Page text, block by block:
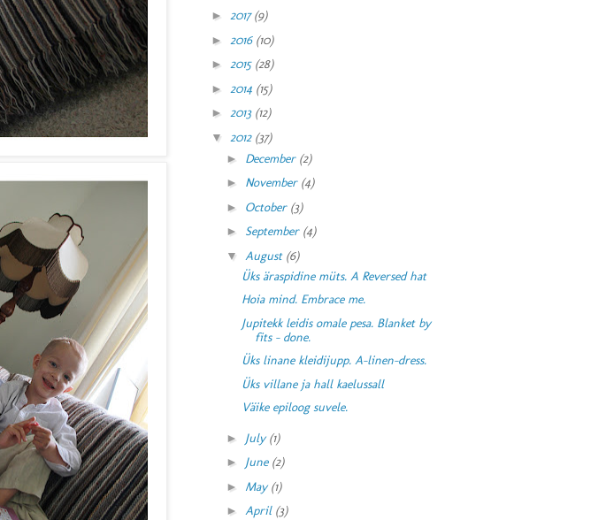
► 2017(9)
► 2016 (10)
► 2015 (28)
► 2014 (15)
► 2013 (12)
▼ 2012 (37)
► December (2)
► November (4)
► October (3)
► September (4)
▼ August (6)
Üks äraspidine müts. A Reversed hat
Hoia mind. Embrace me.
Jupitekk leidis omale pesa. Blanket by
fits - done.
Üks linane kleidijupp. A-linen-dress.
Üks villane ja hall kaelussall
Väike epiloog suvele.
► July(1)
► June (2)
► May(1)
► April (3)